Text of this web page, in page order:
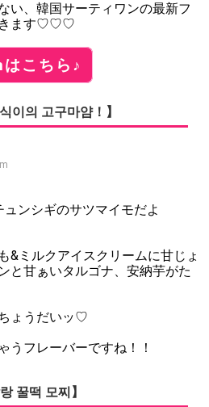
い、韓国サーティワンの最新フ
きます♡♡♡
こちら♪
이의 고구마얌！】
ュンシギのサツマイモだよ
&ミルクアイスクリームに甘じょ
と甘ぁいタルゴナ、安納芋がた
ょうだいッ♡
うフレーバーですね！！
꿀떡 모찌】